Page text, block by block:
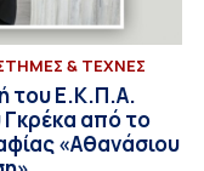
& ΤΕΧΝΕΣ
του Ε.Κ.Π.Α.
Γκρέκα από το
«Αθανάσιου